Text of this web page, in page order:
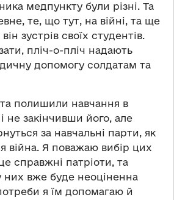
медпункту були різні. Та
те, що тут, на війні, та ще
зустрів своїх студентів.
пліч-о-пліч надають
допомогу солдатам та
полишили навчання в
не закінчивши його, але
за навчальні парти, як
війна. Я поважаю вибір цих
справжні патріоти, та
них вже буде неоціненна
я їм допомагаю й